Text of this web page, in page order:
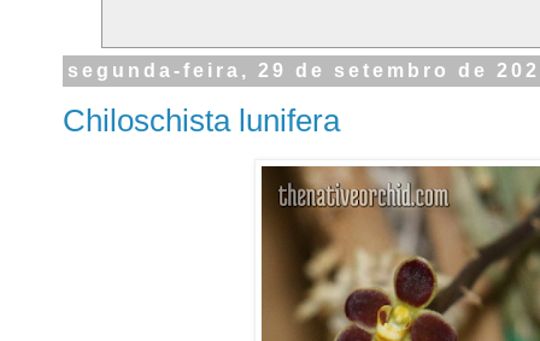
segunda-feira, 29 de setembro de
Chiloschista lunifera